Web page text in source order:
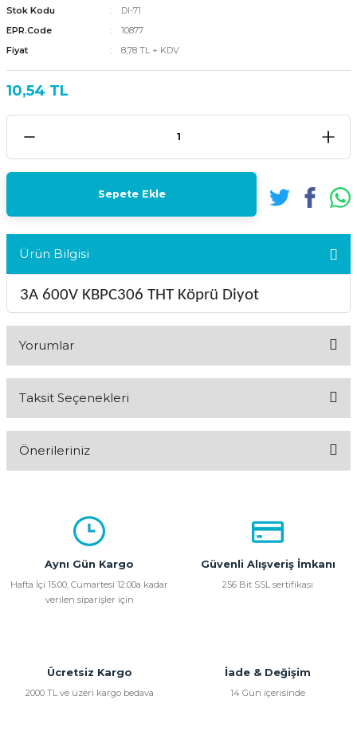
Stok Kodu
DI-71
EPR.Code
10877
Fiyat
8,78 TL + KDV
10,54 TL
Sepete Ekle
Ürün Bilgisi
3A 600V KBPC306 THT Köprü Diyot
Yorumlar
Taksit Seçenekleri
Önerileriniz
kullanarak tarafımıza iletebilirsiniz.
Görüş ve önerileriniz için teşekkür ederiz.
Ürün açıklamasında eksik bilgiler bulunuyor.
Bu ürüne benzer farklı alternatifler olmalı.
Aynı Gün Kargo
Hafta İçi 15:00, Cumartesi 12:00a kadar
verilen siparişler için
Güvenli Alışveriş İmkanı
256 Bit SSL sertifikası
Ücretsiz Kargo
2000 TL ve üzeri kargo bedava
İade & Değişim
14 Gün içerisinde